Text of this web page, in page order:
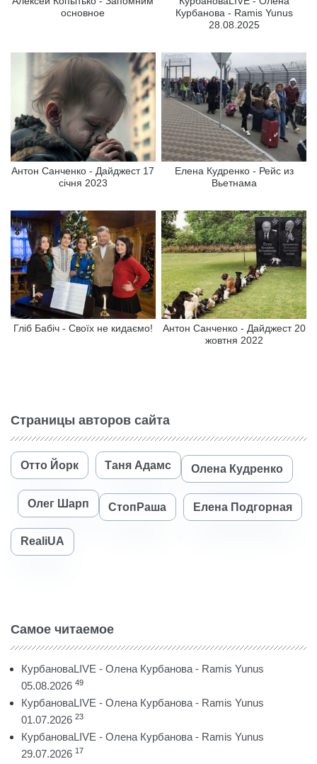
основное
Курбанова - Ramis Yunus
28.08.2025
Антон Санченко - Дайджест 17
січня 2023
Елена Кудренко - Рейс из
Вьетнама
Гліб Бабіч - Своїх не кидаємо!
Антон Санченко - Дайджест 20
жовтня 2022
Страницы авторов сайта
Отто Йорк Таня Адамс Олена Кудренко
Олег Шарп СтопРаша Елена Подгорная
RealiUA
Самое читаемое
КурбановаLIVE - Олена Курбанова - Ramis Yunus
05.08.2026 49
КурбановаLIVE - Олена Курбанова - Ramis Yunus
01.07.2026 23
КурбановаLIVE - Олена Курбанова - Ramis Yunus
29.07.2026 17